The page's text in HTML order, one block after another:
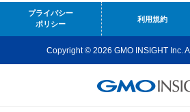
プライバシー
ポリシー
利用規約
Copyright © 2026 GMO INSIGHT Inc.